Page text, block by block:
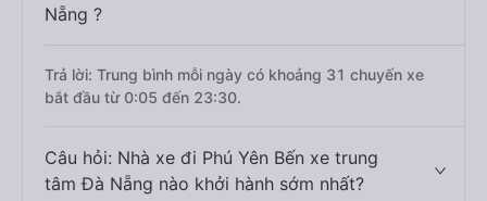
Nẵng ?
Trả lời: Trung bình mỗi ngày có khoảng 31 chuyến xe
bắt đầu từ 0:05 đến 23:30.
Câu hỏi: Nhà xe đi Phú Yên Bến xe trung
tâm Đà Nẵng nào khởi hành sớm nhất?